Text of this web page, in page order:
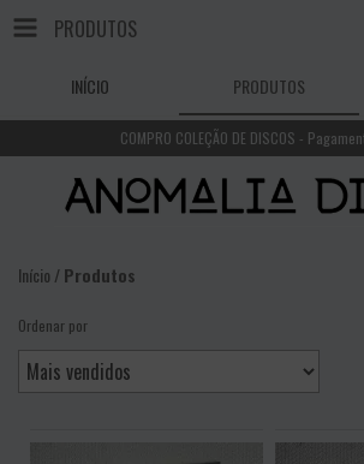
PRODUTOS
INÍCIO PRODUTOS
COMPRO COLEÇÃO DE DISCOS -
Início /Produtos
Ordenar por